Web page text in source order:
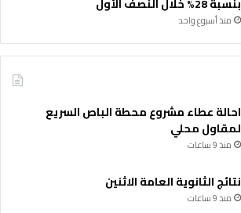
منذ أسبوع واحد
احالة عطاء مشروع محطة الباص السريع
لمقاول محلي
منذ 9 ساعات
نتائج الثانوية العامة الاثنين
منذ 9 ساعات